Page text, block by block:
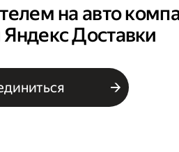
на авто
Доставки